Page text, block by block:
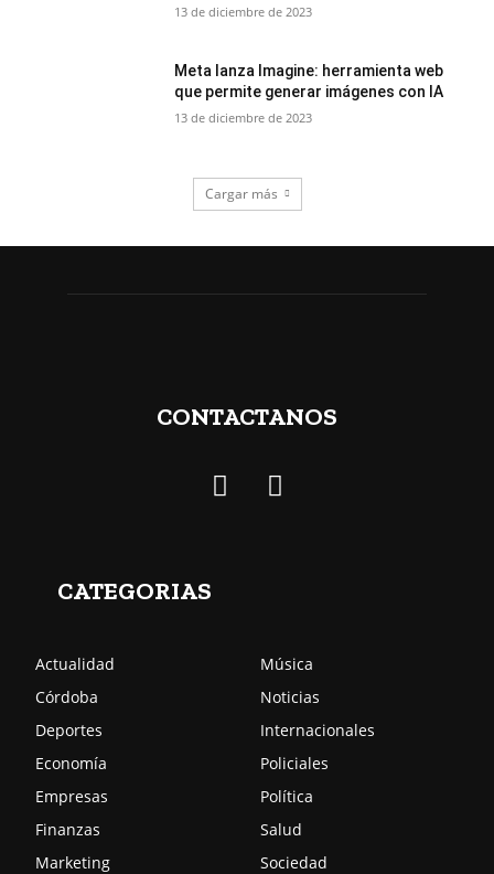
13 de diciembre de 2023
Meta lanza Imagine: herramienta web
que permite generar imágenes con IA
13 de diciembre de 2023
Cargar más
CONTACTANOS
CATEGORIAS
Actualidad
Córdoba
Deportes
Economía
Empresas
Finanzas
Marketing
Música
Noticias
Internacionales
Policiales
Política
Salud
Sociedad